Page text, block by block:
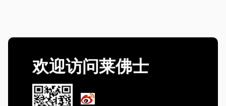
欢迎访问莱佛士